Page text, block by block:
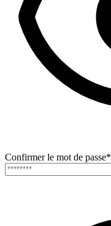
Confirmer le mot de passe*